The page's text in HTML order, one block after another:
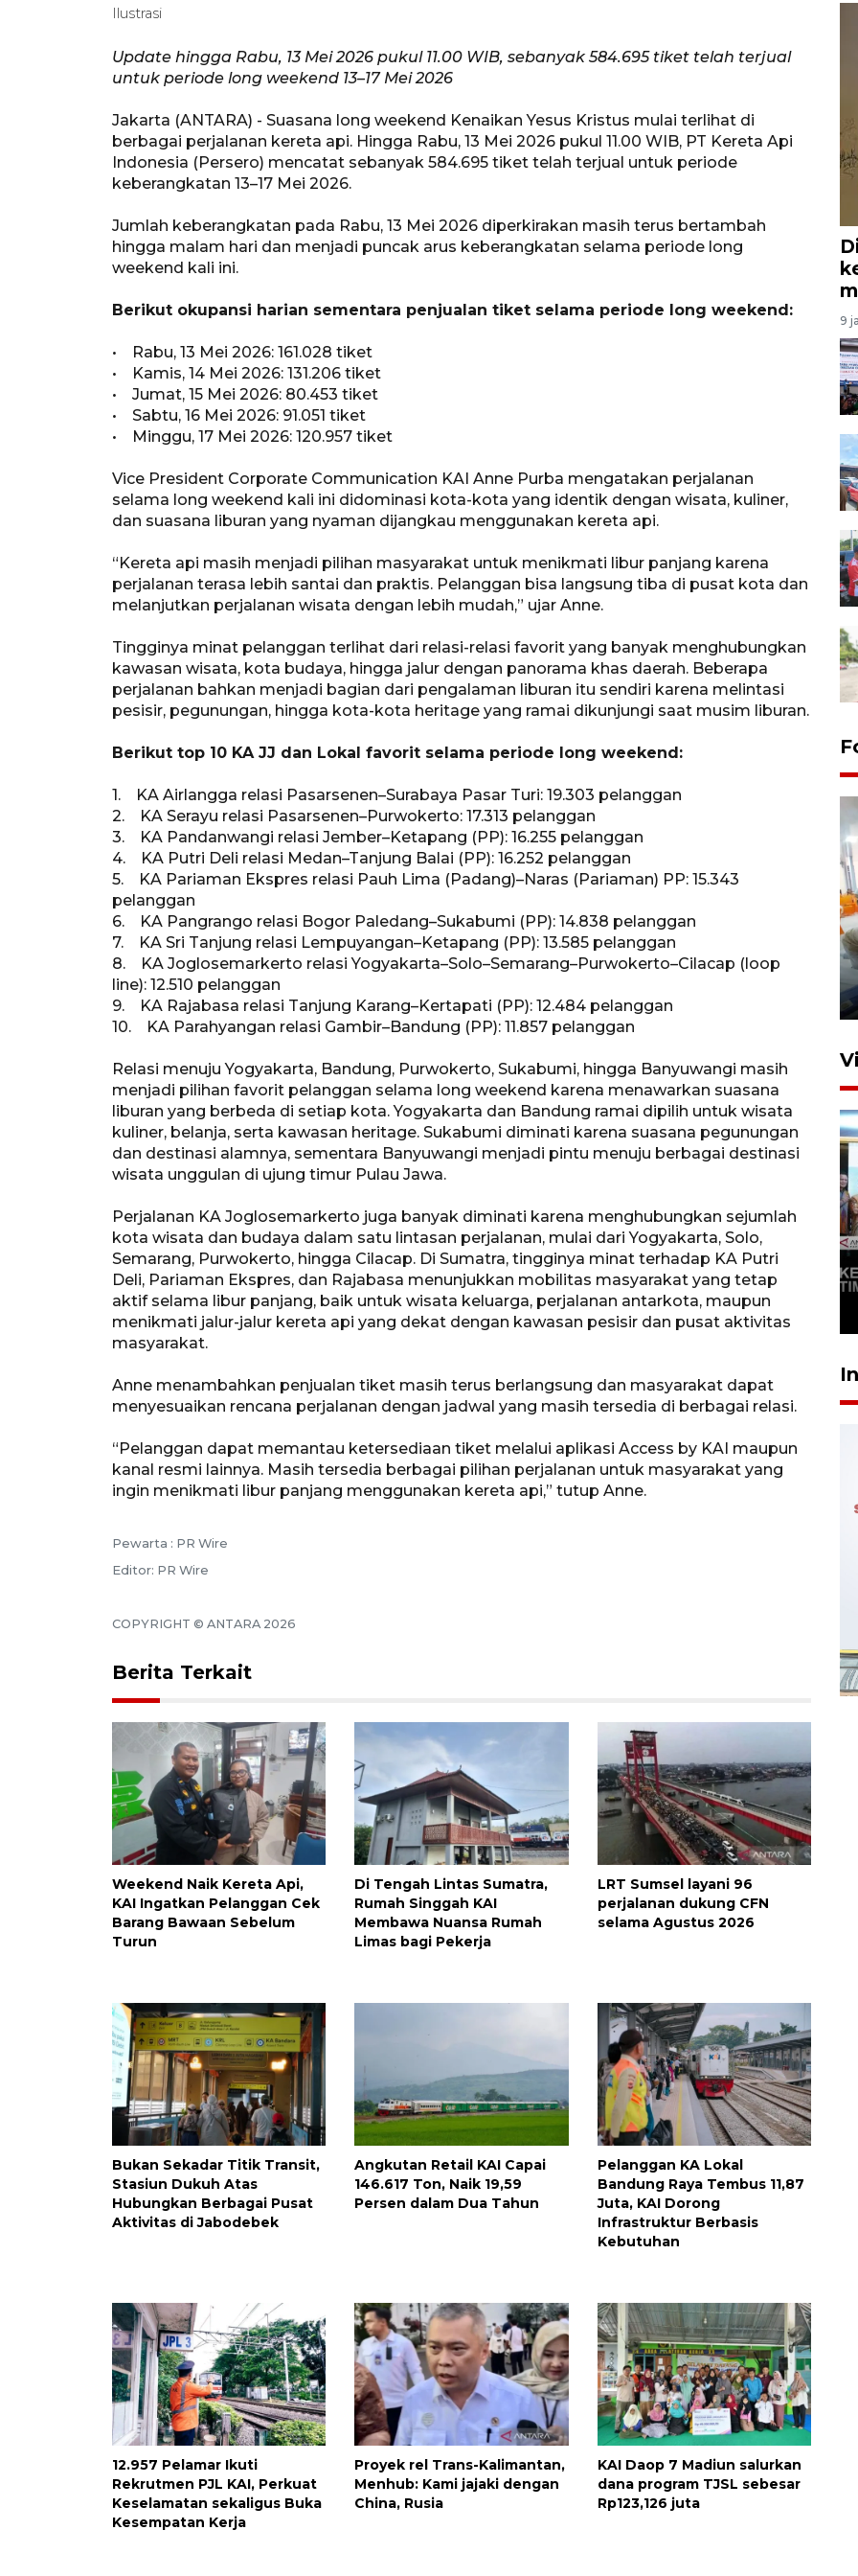
Ilustrasi
Update hingga Rabu, 13 Mei 2026 pukul 11.00 WIB, sebanyak 584.695 tiket telah terjual
untuk periode long weekend 13–17 Mei 2026
Jakarta (ANTARA) - Suasana long weekend Kenaikan Yesus Kristus mulai terlihat di
berbagai perjalanan kereta api. Hingga Rabu, 13 Mei 2026 pukul 11.00 WIB, PT Kereta Api
Indonesia (Persero) mencatat sebanyak 584.695 tiket telah terjual untuk periode
keberangkatan 13–17 Mei 2026.
Jumlah keberangkatan pada Rabu, 13 Mei 2026 diperkirakan masih terus bertambah
hingga malam hari dan menjadi puncak arus keberangkatan selama periode long
weekend kali ini.
Berikut okupansi harian sementara penjualan tiket selama periode long weekend:
• Rabu, 13 Mei 2026: 161.028 tiket
• Kamis, 14 Mei 2026: 131.206 tiket
• Jumat, 15 Mei 2026: 80.453 tiket
• Sabtu, 16 Mei 2026: 91.051 tiket
• Minggu, 17 Mei 2026: 120.957 tiket
Vice President Corporate Communication KAI Anne Purba mengatakan perjalanan
selama long weekend kali ini didominasi kota-kota yang identik dengan wisata, kuliner,
dan suasana liburan yang nyaman dijangkau menggunakan kereta api.
“Kereta api masih menjadi pilihan masyarakat untuk menikmati libur panjang karena
perjalanan terasa lebih santai dan praktis. Pelanggan bisa langsung tiba di pusat kota dan
melanjutkan perjalanan wisata dengan lebih mudah,” ujar Anne.
Tingginya minat pelanggan terlihat dari relasi-relasi favorit yang banyak menghubungkan
kawasan wisata, kota budaya, hingga jalur dengan panorama khas daerah. Beberapa
perjalanan bahkan menjadi bagian dari pengalaman liburan itu sendiri karena melintasi
pesisir, pegunungan, hingga kota-kota heritage yang ramai dikunjungi saat musim liburan.
Berikut top 10 KA JJ dan Lokal favorit selama periode long weekend:
1. KA Airlangga relasi Pasarsenen–Surabaya Pasar Turi: 19.303 pelanggan
2. KA Serayu relasi Pasarsenen–Purwokerto: 17.313 pelanggan
3. KA Pandanwangi relasi Jember–Ketapang (PP): 16.255 pelanggan
4. KA Putri Deli relasi Medan–Tanjung Balai (PP): 16.252 pelanggan
5. KA Pariaman Ekspres relasi Pauh Lima (Padang)–Naras (Pariaman) PP: 15.343
pelanggan
6. KA Pangrango relasi Bogor Paledang–Sukabumi (PP): 14.838 pelanggan
7. KA Sri Tanjung relasi Lempuyangan–Ketapang (PP): 13.585 pelanggan
8. KA Joglosemarkerto relasi Yogyakarta–Solo–Semarang–Purwokerto–Cilacap (loop
line): 12.510 pelanggan
9. KA Rajabasa relasi Tanjung Karang–Kertapati (PP): 12.484 pelanggan
10. KA Parahyangan relasi Gambir–Bandung (PP): 11.857 pelanggan
Relasi menuju Yogyakarta, Bandung, Purwokerto, Sukabumi, hingga Banyuwangi masih
menjadi pilihan favorit pelanggan selama long weekend karena menawarkan suasana
liburan yang berbeda di setiap kota. Yogyakarta dan Bandung ramai dipilih untuk wisata
kuliner, belanja, serta kawasan heritage. Sukabumi diminati karena suasana pegunungan
dan destinasi alamnya, sementara Banyuwangi menjadi pintu menuju berbagai destinasi
wisata unggulan di ujung timur Pulau Jawa.
Perjalanan KA Joglosemarkerto juga banyak diminati karena menghubungkan sejumlah
kota wisata dan budaya dalam satu lintasan perjalanan, mulai dari Yogyakarta, Solo,
Semarang, Purwokerto, hingga Cilacap. Di Sumatra, tingginya minat terhadap KA Putri
Deli, Pariaman Ekspres, dan Rajabasa menunjukkan mobilitas masyarakat yang tetap
aktif selama libur panjang, baik untuk wisata keluarga, perjalanan antarkota, maupun
menikmati jalur-jalur kereta api yang dekat dengan kawasan pesisir dan pusat aktivitas
masyarakat.
Anne menambahkan penjualan tiket masih terus berlangsung dan masyarakat dapat
menyesuaikan rencana perjalanan dengan jadwal yang masih tersedia di berbagai relasi.
“Pelanggan dapat memantau ketersediaan tiket melalui aplikasi Access by KAI maupun
kanal resmi lainnya. Masih tersedia berbagai pilihan perjalanan untuk masyarakat yang
ingin menikmati libur panjang menggunakan kereta api,” tutup Anne.
Pewarta : PR Wire
Editor: PR Wire
COPYRIGHT © ANTARA 2026
Berita Terkait
Weekend Naik Kereta Api,
KAI Ingatkan Pelanggan Cek
Barang Bawaan Sebelum
Turun
Di Tengah Lintas Sumatra,
Rumah Singgah KAI
Membawa Nuansa Rumah
Limas bagi Pekerja
LRT Sumsel layani 96
perjalanan dukung CFN
selama Agustus 2026
Bukan Sekadar Titik Transit,
Stasiun Dukuh Atas
Hubungkan Berbagai Pusat
Aktivitas di Jabodebek
Angkutan Retail KAI Capai
146.617 Ton, Naik 19,59
Persen dalam Dua Tahun
Pelanggan KA Lokal
Bandung Raya Tembus 11,87
Juta, KAI Dorong
Infrastruktur Berbasis
Kebutuhan
12.957 Pelamar Ikuti
Rekrutmen PJL KAI, Perkuat
Keselamatan sekaligus Buka
Kesempatan Kerja
Proyek rel Trans-Kalimantan,
Menhub: Kami jajaki dengan
China, Rusia
KAI Daop 7 Madiun salurkan
dana program TJSL sebesar
Rp123,126 juta
9
Mewujudkan damai di Kwamki
Narama
KORMI MIMIKA RUTIN GELAR
"CAR FREE DAY" SETIAP
SABTU
29 April 2026 17:04
2026-08-07 18:00:00